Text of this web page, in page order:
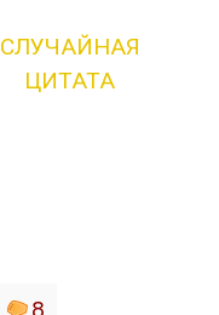
СЛУЧАЙНАЯ
ЦИТАТА